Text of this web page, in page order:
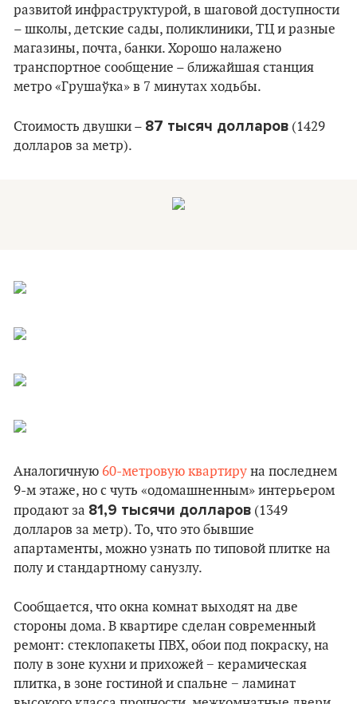
развитой инфраструктурой, в шаговой доступности
– школы, детские сады, поликлиники, ТЦ и разные
магазины, почта, банки. Хорошо налажено
транспортное сообщение – ближайшая станция
метро «Грушаўка» в 7 минутах ходьбы.
Стоимость двушки – 87 тысяч долларов (1429
долларов за метр).
Аналогичную 60-метровую квартиру на последнем
9-м этаже, но с чуть «одомашненным» интерьером
продают за 81,9 тысячи долларов (1349
долларов за метр). То, что это бывшие
апартаменты, можно узнать по типовой плитке на
полу и стандартному санузлу.
Сообщается, что окна комнат выходят на две
стороны дома. В квартире сделан современный
ремонт: стеклопакеты ПВХ, обои под покраску, на
полу в зоне кухни и прихожей − керамическая
плитка, в зоне гостиной и спальне − ламинат